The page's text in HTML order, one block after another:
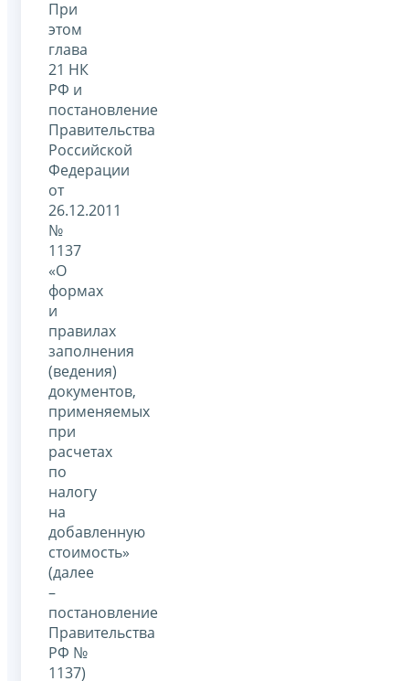
При
этом
глава
21 НК
РФ и
постановление
Правительства
Российской
Федерации
от
26.12.2011
№
1137
«О
формах
и
правилах
заполнения
(ведения)
документов,
применяемых
при
расчетах
по
налогу
на
добавленную
стоимость»
(далее
–
постановление
Правительства
РФ №
1137)